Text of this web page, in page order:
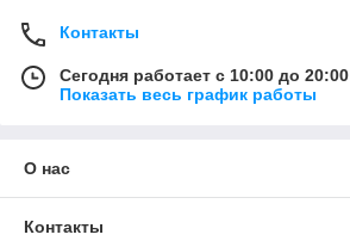
Контакты
Сегодня работает с 10:00 до 20:00
Показать весь график работы
О нас
Контакты